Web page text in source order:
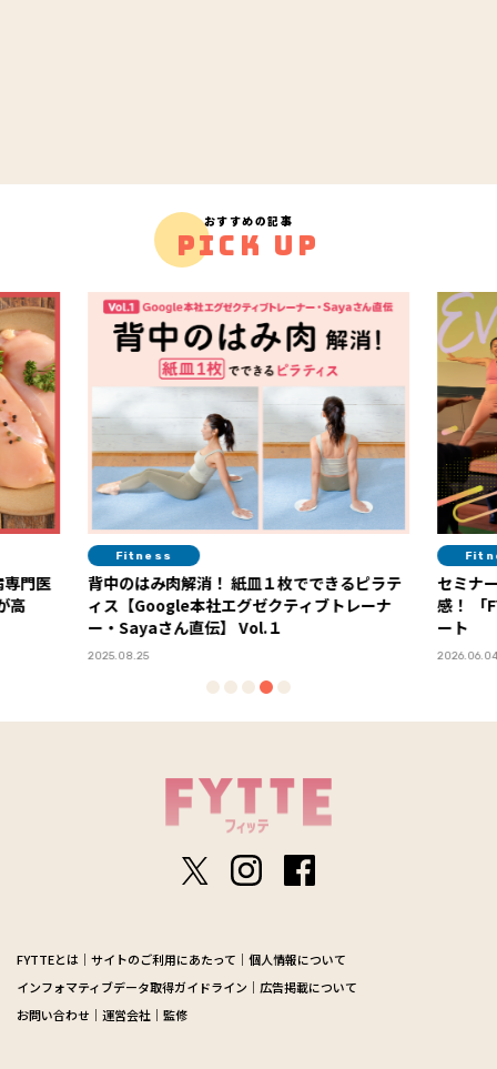
おすすめの記事
PICK UP
ピラテ
ーナ
Fitness
セミナーやブースで最新のヘルスケアを体
感！ 「FYTTEウェルネスデイ」イベントレポ
ート
2026.06.04
１杯
化し
ーア
FYTTEとは サイトのご利用にあたって
個人情報について
インフォマティブデータ取得ガイドライン
広告掲載について
お問い合わせ
運営会社 監修